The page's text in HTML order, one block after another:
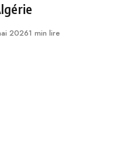
20261 min lire